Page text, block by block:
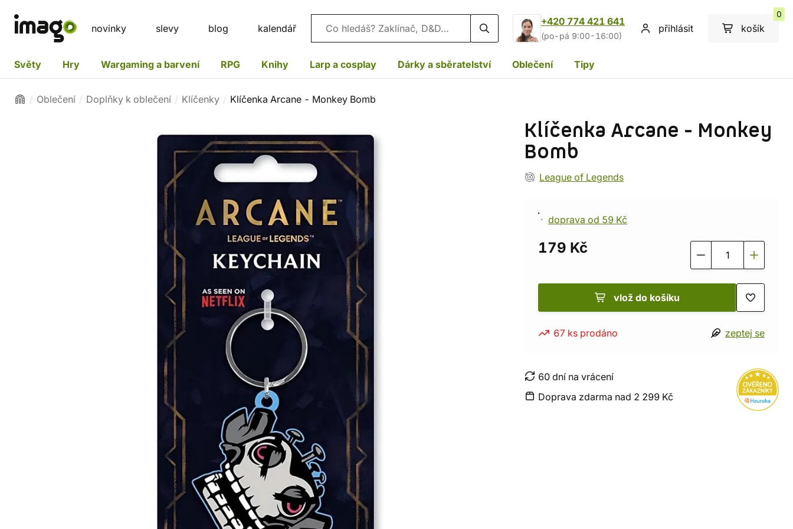
novinky slevy blog kalendář Vyhledávání
+420 774 421 641
(po-pá 9:00-16:00)
přihlásit košík
0
Světy Hry Wargaming a barvení RPG Knihy Larp a cosplay Dárky a sběratelství Oblečení Tipy
Oblečení Doplňky k oblečení Klíčenky Klíčenka Arcane - Monkey Bomb
Klíčenka Arcane - Monkey
Bomb
League of Legends
doprava od 59 Kč
179 Kč
vlož do košíku
67 ks prodáno zeptej se
60 dní na vrácení
Doprava zdarma nad 2 299 Kč